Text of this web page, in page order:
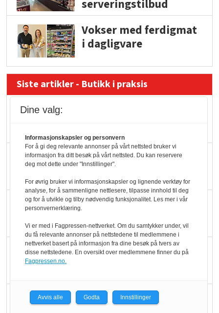
serveringstilbud
Vokser med ferdigmat
i dagligvare
Siste artikler - Butikk i praksis
Slik opprettholdes
ølsalget
Færre varer, men fulle
KI lager mat i butikken
Q passerte 1 milliard i
Dine valg:
Informasjonskapsler og personvern
For å gi deg relevante annonser på vårt nettsted bruker vi
informasjon fra ditt besøk på vårt nettsted. Du kan reservere
deg mot dette under "Innstillinger".
For øvrig bruker vi informasjonskapsler og lignende verktøy for
analyse, for å sammenligne nettlesere, tilpasse innhold til deg
og for å utvikle og tilby nødvendig funksjonalitet. Les mer i vår
personvernerklæring.
Vi er med i Fagpressen-nettverket. Om du samtykker under, vil
du få relevante annonser på nettstedene til medlemmene i
nettverket basert på informasjon fra dine besøk på tvers av
disse nettstedene. En oversikt over medlemmene finner du på
Fagpressen.no.
Avvis alle Godta Innstillinger